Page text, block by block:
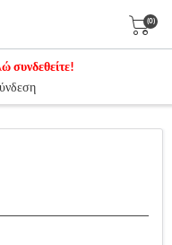
(0)
συνδεθείτε!